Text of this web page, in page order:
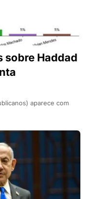
sobre Haddad
aparece com